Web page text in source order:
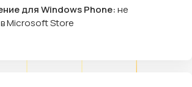
для Windows Phone:не
Microsoft Store